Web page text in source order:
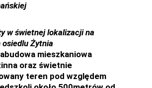
w świetnej lokalizacji na
Żytnia
mieszkaniowa
oraz świetnie
teren pod względem